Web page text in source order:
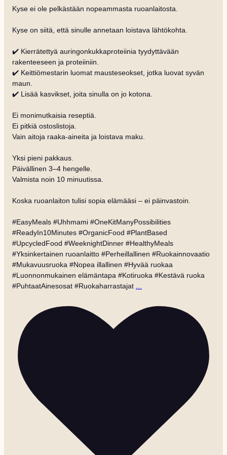
Kyse ei ole pelkästään nopeammasta ruoanlaitosta.
Kyse on siitä, että sinulle annetaan loistava lähtökohta.
✔️ Kierrätettyä auringonkukkaproteiinia tyydyttävään
rakenteeseen ja proteiiniin.
✔️ Keittiömestarin luomat mausteseokset, jotka luovat syvän
maun.
✔️ Lisää kasvikset, joita sinulla on jo kotona.
Ei monimutkaisia reseptiä.
Ei pitkiä ostoslistoja.
Vain aitoja raaka-aineita ja loistava maku.
Yksi pieni pakkaus.
Päivällinen 3–4 hengelle.
Valmista noin 10 minuutissa.
Koska ruoanlaiton tulisi sopia elämääsi – ei päinvastoin.
#EasyMeals #Uhhmami #OneKitManyPossibilities
#ReadyIn10Minutes #OrganicFood #PlantBased
#UpcycledFood #WeeknightDinner #HealthyMeals
#Yksinkertainen ruoanlaitto #Perheillallinen #Ruokainnovaatio
#Mukavuusruoka #Nopea illallinen #Hyvää ruokaa
#Luonnonmukainen elämäntapa #Kotiruoka #Kestävä ruoka
#PuhtaatAinesosat #Ruokaharrastajat